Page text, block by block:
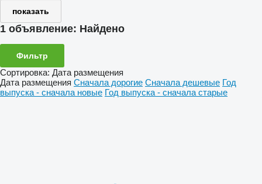
показать
1 объявление: Найдено
Фильтр
Сортировка: Дата размещения
Дата размещения Сначала дорогие Сначала дешевые Год
выпуска - сначала новые Год выпуска - сначала старые